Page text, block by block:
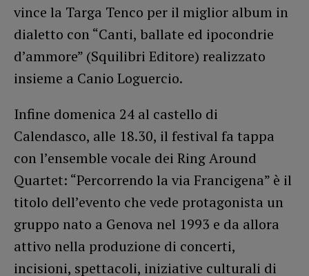
vince la Targa Tenco per il miglior album in
dialetto con “Canti, ballate ed ipocondrie
d’ammore” (Squilibri Editore) realizzato
insieme a Canio Loguercio.
Infine domenica 24 al castello di
Calendasco, alle 18.30, il festival fa tappa
con l’ensemble vocale dei Ring Around
Quartet: “Percorrendo la via Francigena” è il
titolo dell’evento che vede protagonista un
gruppo nato a Genova nel 1993 e da allora
attivo nella produzione di concerti,
incisioni, spettacoli, iniziative culturali di